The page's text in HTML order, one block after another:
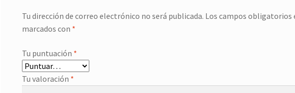
Tu dirección de correo electrónico no será publicada. Los campos obligatorios
marcados con *
Tu puntuación *
Tu valoración *